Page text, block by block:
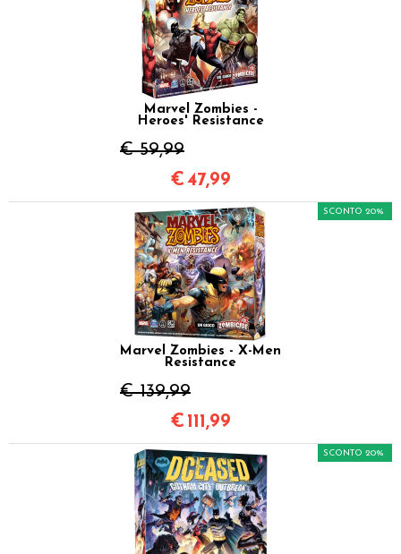
Marvel Zombies -
Heroes' Resistance
€ 59,99
€47,99
Marvel Zombies - X-Men
Resistance
€ 139,99
SCONTO 20%
€ 111,99
SCONTO 20%